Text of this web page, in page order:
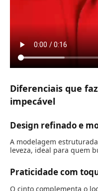
Diferenciais que
impecável
Design refinado e
A modelagem
leveza, ideal para quem
Praticidade com
O cinto complementa o